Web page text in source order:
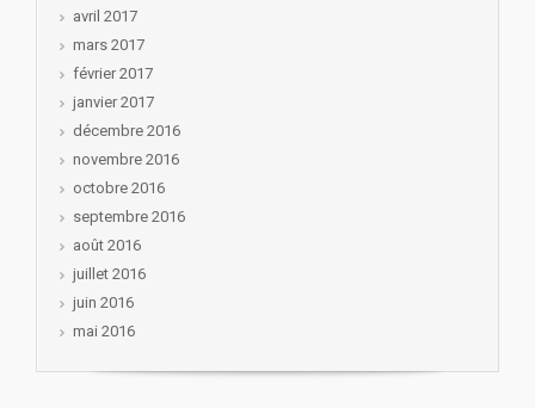
avril 2017
mars 2017
février 2017
janvier 2017
décembre 2016
novembre 2016
octobre 2016
septembre 2016
août 2016
juillet 2016
juin 2016
mai 2016